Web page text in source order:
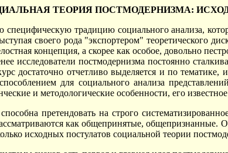
ТЕОРИЯ ПОСТМОДЕРНИЗМА:
традицию социального анализа,
своего рода "экспортером" теоретического
концепция, а скорее как особое, довольно
исследователи постмодернизма постоянно
достаточно отчетливо выделяется и по
для социального анализа
и методологические особенности, его
претендовать на строго
как общепринятые,
исходных постулатов социальной теории